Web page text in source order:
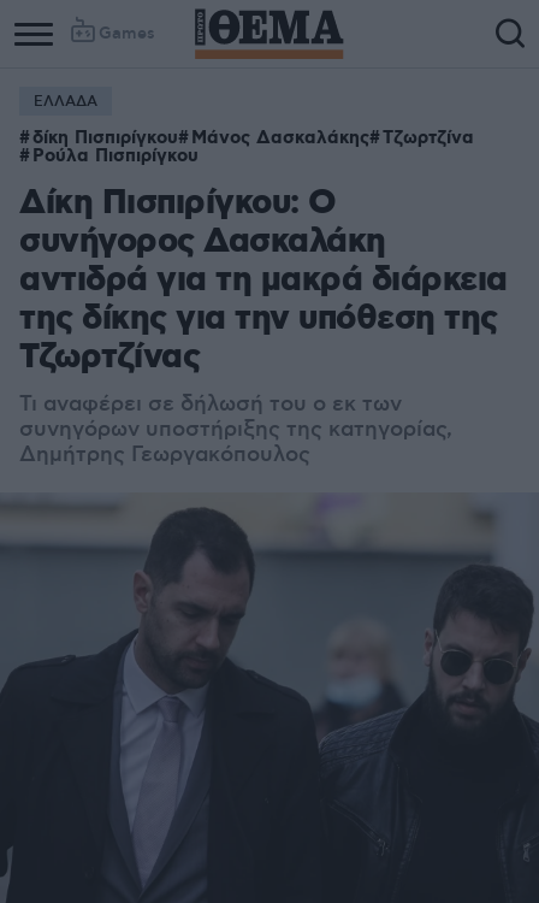
Games
ΕΛΛΑΔΑ
δίκη Πισπιρίγκου Μάνος Δασκαλάκης Τζωρτζίνα
Ρούλα Πισπιρίγκου
Δίκη Πισπιρίγκου: Ο
συνήγορος Δασκαλάκη
αντιδρά για τη μακρά διάρκεια
της δίκης για την υπόθεση της
Τζωρτζίνας
Τι αναφέρει σε δήλωσή του ο εκ των
συνηγόρων υποστήριξης της κατηγορίας,
Δημήτρης Γεωργακόπουλος